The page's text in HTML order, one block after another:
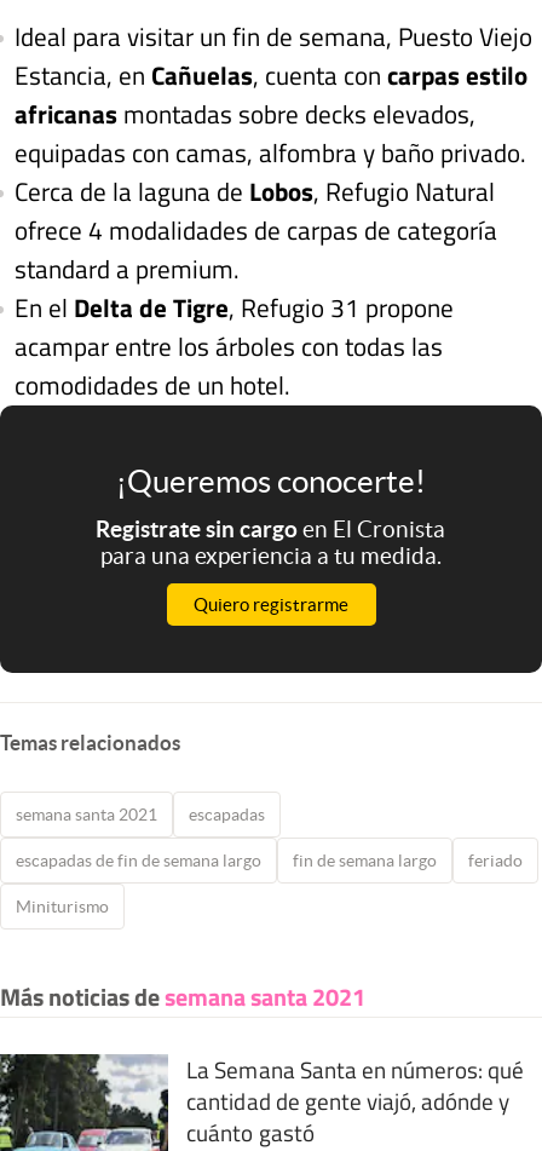
Ideal para visitar un fin de semana, Puesto Viejo
Estancia, en Cañuelas, cuenta concarpas estilo
africanasmontadas sobre decks elevados,
equipadas con camas, alfombra y baño privado.
Cerca de la laguna de Lobos, Refugio Natural
ofrece 4 modalidades de carpas de categoría
standard a premium.
En el Delta de Tigre, Refugio 31 propone
acampar entre los árboles con todas las
comodidades de un hotel.
¡Queremos conocerte!
Registrate sin cargoen El Cronista
para una experiencia a tu medida.
Quiero registrarme
Temas relacionados
semana santa 2021 escapadas
escapadas de fin de semana largo fin de semana largo feriado
Miniturismo
Más noticias desemana santa 2021
La Semana Santa en números: qué
cantidad de gente viajó, adónde y
cuánto gastó